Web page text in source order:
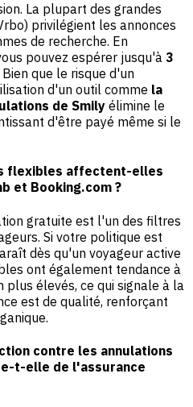
La plupart des grandes
privilégient les annonces
de recherche. En
pouvez espérer jusqu'à 3
Bien que le risque d'un
d'un outil comme la
de Smilyélimine le
d'être payé même si le
flexibles affectent-elles
et Booking.com ?
gratuite est l'un des filtres
Si votre politique est
dès qu'un voyageur active
ont également tendance à
plus élevés, ce qui signale à la
est de qualité, renforçant
contre les annulations
t-elle de l'assurance